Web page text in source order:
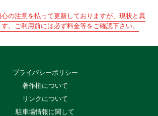
の注意を払って更新しておりますが、現状と異
。ご利用前には必ず料金等をご確認下さい。
プライバシーポリシー
著作権について
リンクについて
駐車場情報に関して